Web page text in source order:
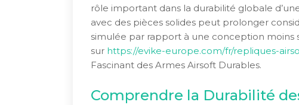
rôle important dans la durabilité globale
avec des pièces solides peut prolonger
simulée par rapport à une conception moins
sur https://evike-europe.com/fr/repliques-
Fascinant des Armes Airsoft Durables.
Comprendre la Durabilité